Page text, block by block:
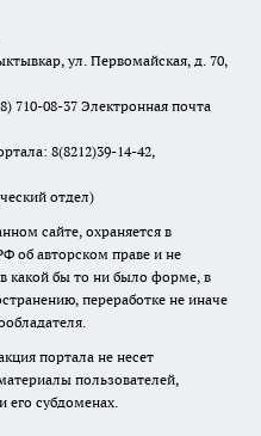
ул. Первомайская, д. 70,
710-08-37 Электронная почта
8(8212)39-14-42,
отдел)
сайте, охраняется в
об авторском праве и не
какой бы то ни было форме, в
переработке не иначе
портала не несет
пользователей,
его субдоменах.